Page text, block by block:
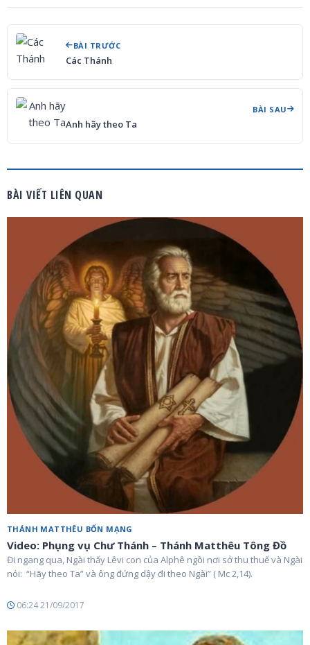
BÀI TRƯỚC
Các Thánh
BÀI SAU
Anh hãy theo Ta
BÀI VIẾT LIÊN QUAN
THÁNH MATTHÊU BỔN MẠNG
Video: Phụng vụ Chư Thánh – Thánh Matthêu Tông Đồ
Đi ngang qua, Ngài thấy Lêvi con của Alphê ngồi nơi sở thu thuế và Ngài
nói: “Hãy theo Ta” và ông đứng dậy đi theo Ngài” ( Mc 2,14).
06:24 21/09/2017